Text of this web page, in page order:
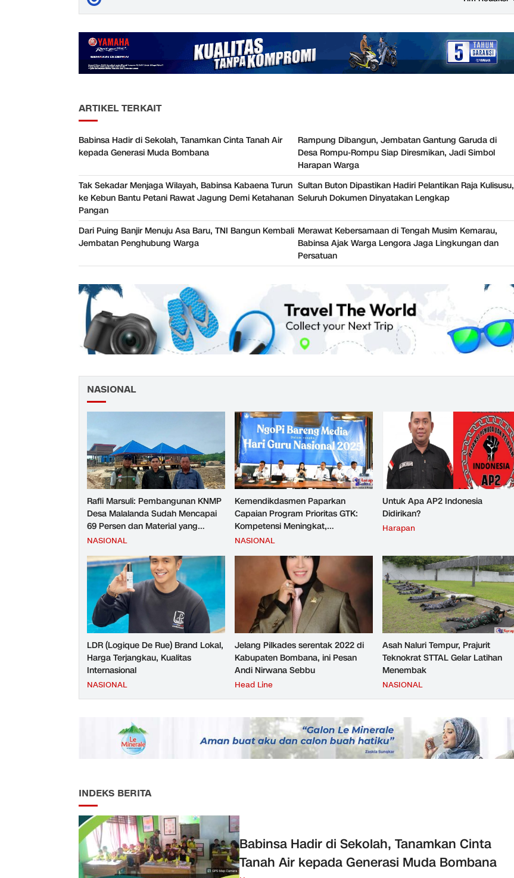
ARTIKEL TERKAIT
Babinsa Hadir di Sekolah, Tanamkan Cinta Tanah Air
kepada Generasi Muda Bombana
Rampung Dibangun, Jembatan Gantung Garuda di
Desa Rompu-Rompu Siap Diresmikan, Jadi Simbol
Harapan Warga
Tak Sekadar Menjaga Wilayah, Babinsa Kabaena Turun
ke Kebun Bantu Petani Rawat Jagung Demi Ketahanan
Pangan
Sultan Buton Dipastikan Hadiri Pelantikan Raja Kulisusu,
Seluruh Dokumen Dinyatakan Lengkap
Dari Puing Banjir Menuju Asa Baru, TNI Bangun Kembali
Jembatan Penghubung Warga
Merawat Kebersamaan di Tengah Musim Kemarau,
Babinsa Ajak Warga Lengora Jaga Lingkungan dan
Persatuan
NASIONAL
Rafli Marsuli: Pembangunan KNMP
Desa Malalanda Sudah Mencapai
69 Persen dan Material yang
Digunakan Sudah Sesuai Hasil Uji
NASIONAL
Kemendikdasmen Paparkan
Capaian Program Prioritas GTK:
Kompetensi Meningkat,
Kesejahteraan Guru Kian Diperkuat
NASIONAL
Untuk Apa AP2 Indonesia
Didirikan?
Harapan
LDR (Logique De Rue) Brand Lokal,
Harga Terjangkau, Kualitas
Internasional
NASIONAL
Jelang Pilkades serentak 2022 di
Kabupaten Bombana, ini Pesan
Andi Nirwana Sebbu
Head Line
Asah Naluri Tempur, Prajurit
Teknokrat STTAL Gelar Latihan
Menembak
NASIONAL
INDEKS BERITA
Babinsa Hadir di Sekolah, Tanamkan Cinta
Tanah Air kepada Generasi Muda Bombana